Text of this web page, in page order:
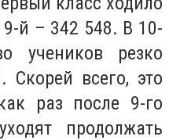
й – 342 548. В 10-
учеников резко
Скорей всего, это
раз после 9-го
продолжать